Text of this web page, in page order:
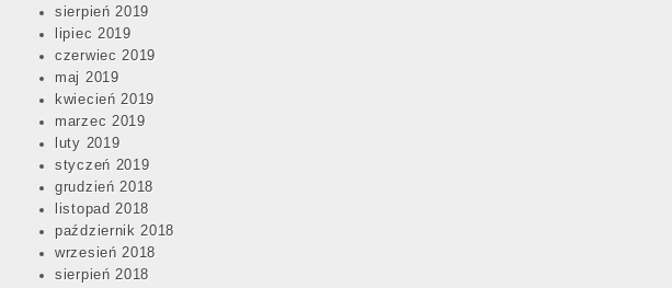
sierpień 2019
lipiec 2019
czerwiec 2019
maj 2019
kwiecień 2019
marzec 2019
luty 2019
styczeń 2019
grudzień 2018
listopad 2018
październik 2018
wrzesień 2018
sierpień 2018